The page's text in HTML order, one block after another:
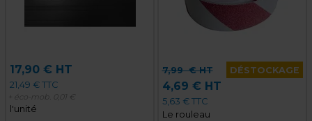
17,90 € HT
21,49 € TTC
+ éco-mob. 0,01 €
l'unité
7,99€ HT DÉSTOCKAGE
4,69 € HT
5,63 € TTC
Le rouleau